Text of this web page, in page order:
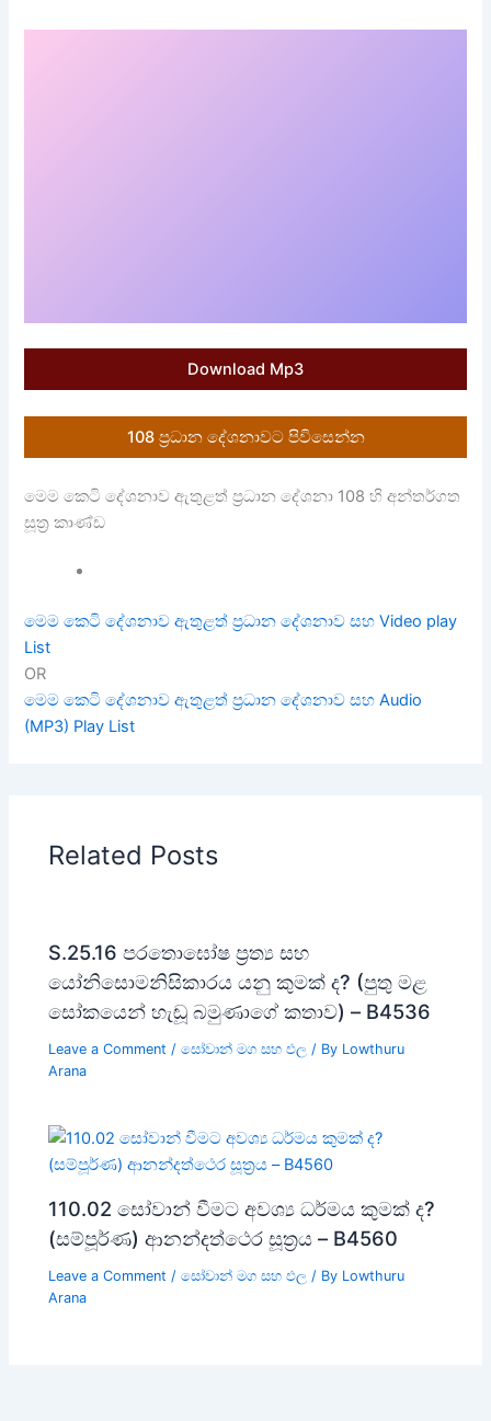
Download Mp3
108 ප්‍රධාන දේශනාවට පිවිසෙන්න
මෙම කෙටි දේශනාව ඇතුළත් ප්‍රධාන දේශනා 108 හි අන්තර්ගත
සූත්‍ර කාණ්ඩ
මෙම කෙටි දේශනාව ඇතුළත් ප්‍රධාන දේශනාව සහ Video play
List
OR
මෙම කෙටි දේශනාව ඇතුළත් ප්‍රධාන දේශනාව සහ Audio
(MP3) Play List
Related Posts
S.25.16 පරතොඝෝෂ ප්‍රත්‍ය සහ
යෝනිසොමනිසිකාරය යනු කුමක් ද? (පුතු මළ
සෝකයෙන් හැඬූ බමුණාගේ කතාව) – B4536
Leave a Comment /සෝවාන් මග සහ ඵල / By Lowthuru
Arana
110.02 සෝවාන් වීමට අවශ්‍ය ධර්මය කුමක් ද?
(සම්පූර්ණ) ආනන්දත්ථෙර සූත්‍රය – B4560
Leave a Comment /සෝවාන් මග සහ ඵල / By Lowthuru
Arana